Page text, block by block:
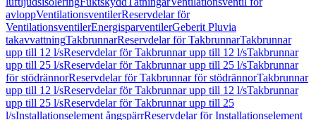
avloppVentilationsventilerReservdelar för
VentilationsventilerEnergisparventilerGeberit Pluvia
takavvattningTakbrunnarReservdelar för TakbrunnarTakbrunnar
upp till 12 l/sReservdelar för Takbrunnar upp till 12 l/sTakbrunnar
upp till 25 l/sReservdelar för Takbrunnar upp till 25 l/sTakbrunnar
för stödrännorReservdelar för Takbrunnar för stödrännorTakbrunnar
upp till 12 l/sReservdelar för Takbrunnar upp till 12 l/sTakbrunnar
upp till 25 l/sReservdelar för Takbrunnar upp till 25
l/sInstallationselement ångspärrReservdelar för Installationselement